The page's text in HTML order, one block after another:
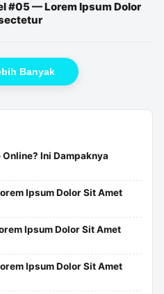
#05 — Lorem Ipsum Dolor
Banyak
Ini Dampaknya
Ipsum Dolor Sit Amet
Ipsum Dolor Sit Amet
Ipsum Dolor Sit Amet